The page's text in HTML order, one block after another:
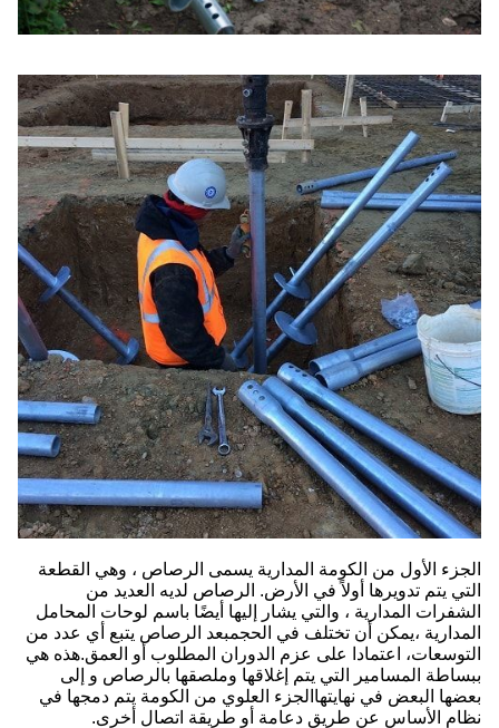
الجزء الأول من الكومة المدارية يسمى الرصاص ، وهي القطعة
التي يتم تدويرها أولاً في الأرض. الرصاص لديه العديد من
الشفرات المدارية ، والتي يشار إليها أيضًا باسم لوحات المحامل
المدارية ،يمكن أن تختلف في الحجمبعد الرصاص يتبع أي عدد من
التوسعات، اعتمادا على عزم الدوران المطلوب أو العمق.هذه هي
ببساطة المسامير التي يتم إغلاقها وملصقها بالرصاص و إلى
بعضها البعض في نهايتهاالجزء العلوي من الكومة يتم دمجها في
نظام الأساس عن طريق دعامة أو طريقة اتصال أخرى.